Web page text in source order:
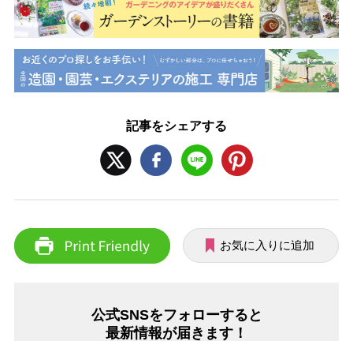
記事をシェアする
お気に入りに追加
公式SNSをフォローすると
最新情報が届きます！